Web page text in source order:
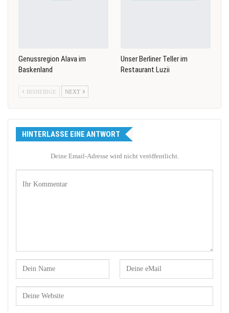
Genussregion Alava im
Baskenland
Unser Berliner Teller im
Restaurant Luzii
BISHERIGE NEXT
HINTERLASSE EINE ANTWORT
Deine Email-Adresse wird nicht veröffentlicht.